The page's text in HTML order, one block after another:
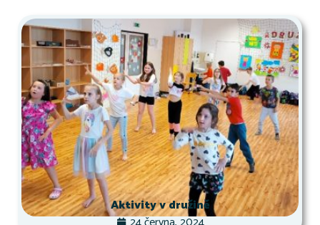
Aktivity v družině